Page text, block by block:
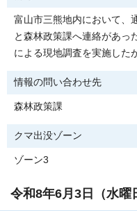
富山市三熊地内において、
と森林政策課へ連絡があっ
による現地調査を実施した
情報の問い合わせ先
森林政策課
クマ出没ゾーン
ゾーン3
令和8年6月3日（水曜